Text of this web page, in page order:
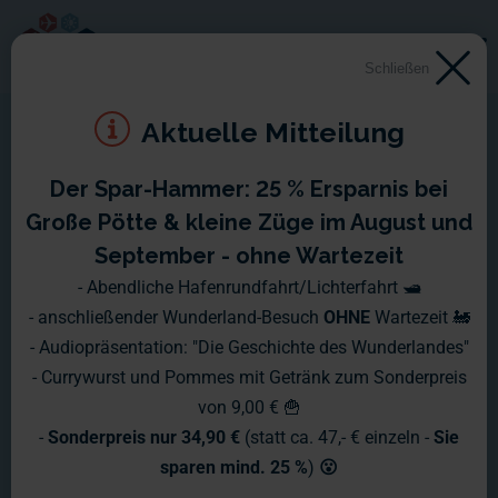
Schließen
Aktuelle Mitteilung
Der Spar-Hammer: 25 % Ersparnis bei
Große Pötte & kleine Züge im August und
September - ohne Wartezeit
- Abendliche Hafenrundfahrt/Lichterfahrt 🛥️
- anschließender Wunderland-Besuch OHNE Wartezeit 🚂
- Audiopräsentation: "Die Geschichte des Wunderlandes"
- Currywurst und Pommes mit Getränk zum Sonderpreis
von 9,00 € 🍟
- Sonderpreis nur 34,90 € (statt ca. 47,- € einzeln - Sie
sparen mind. 25 %) 😮